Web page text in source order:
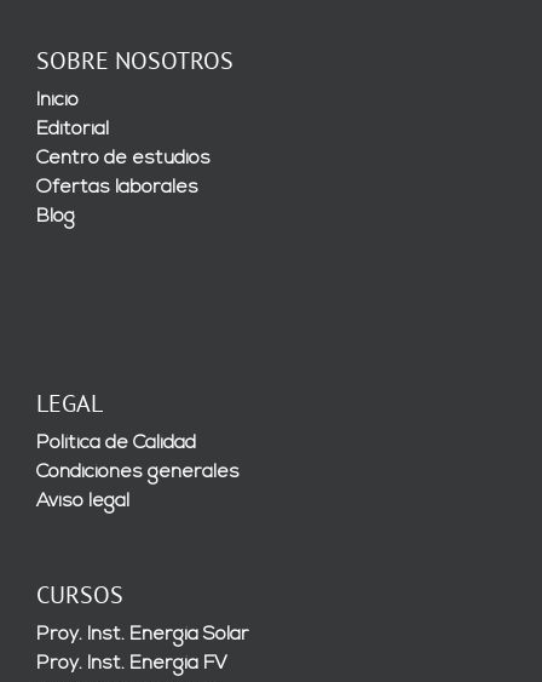
SOBRE NOSOTROS
Inicio
Editorial
Centro de estudios
Ofertas laborales
Blog
LEGAL
Política de Calidad
Condiciones generales
Aviso legal
CURSOS
Proy. Inst. Energía Solar
Proy. Inst. Energía FV